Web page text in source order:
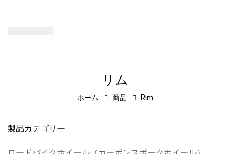
リム
ホーム 商品 Rim
製品カテゴリー